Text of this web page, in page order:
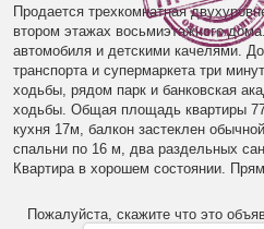
Продается трехкомнатная
втором этажах восьмиэтажного
автомобиля и детскими качелями.
транспорта и супермаркета три
ходьбы, рядом парк и банковская
ходьбы. Общая площадь квартиры
кухня 17м, балкон застеклен
спальни по 16 м, два раздельных
Квартира в хорошем состоянии.
Пожалуйста, скажите что это